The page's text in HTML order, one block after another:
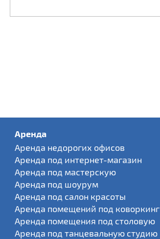
Аренда
Аренда недорогих офисов
Аренда под интернет-магазин
Аренда под мастерскую
Аренда под шоурум
Аренда под салон красоты
Аренда помещений под коворкинг
Аренда помещения под столовую
Аренда под танцевальную студию